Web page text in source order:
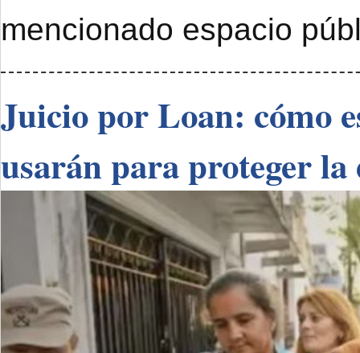
mencionado espacio
Juicio por Loan: cómo
usarán para proteger